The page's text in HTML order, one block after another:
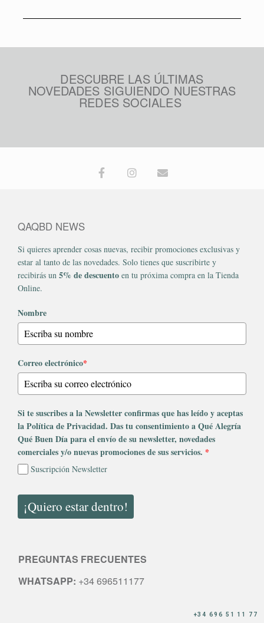
DESCUBRE LAS ÚLTIMAS
NOVEDADES SIGUIENDO NUESTRAS
REDES SOCIALES
QAQBD NEWS
Si quieres aprender cosas nuevas, recibir promociones exclusivas y
estar al tanto de las novedades. Solo tienes que suscribirte y
recibirás un 5% de descuento en tu próxima compra en la Tienda
Online.
Nombre
Correo electrónico*
Si te suscribes a la Newsletter confirmas que has leído y aceptas
la Política de Privacidad. Das tu consentimiento a Qué Alegría
Qué Buen Día para el envío de su newsletter, novedades
comerciales y/o nuevas promociones de sus servicios. *
Suscripción Newsletter
¡Quiero estar dentro!
PREGUNTAS FRECUENTES
WHATSAPP: +34 696511177
+34 696 51 11 77